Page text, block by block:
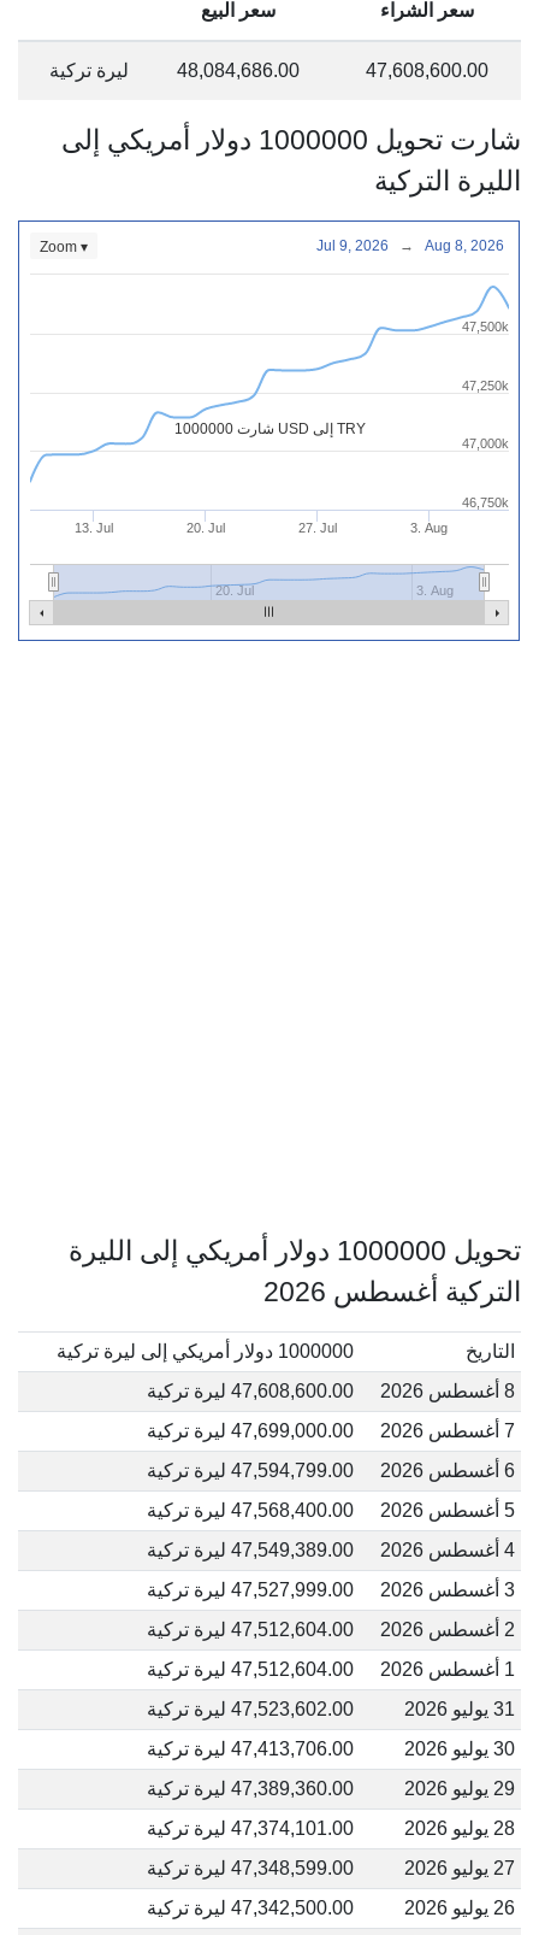
سعر الشراء سعر البيع
47,608,600.00
48,084,686.00 ليرة تركية
شارت تحويل 1000000 دولار أمريكي إلى
الليرة التركية
شارت 1000000 USD إلى TRY
13. Jul 20. Jul 27. Jul 3. Aug
20. Jul 3. Aug
47,000k
46,750k
47,250k
47,500k
Zoom ▾ Jul 9, 2026 → Aug 8, 2026
تحويل 1000000 دولار أمريكي إلى الليرة
التركية أغسطس 2026
التاريخ
1000000 دولار أمريكي إلى ليرة تركية
8 أغسطس 2026
47,608,600.00 ليرة تركية
7 أغسطس 2026
47,699,000.00 ليرة تركية
6 أغسطس 2026
47,594,799.00 ليرة تركية
5 أغسطس 2026
47,568,400.00 ليرة تركية
4 أغسطس 2026
47,549,389.00 ليرة تركية
3 أغسطس 2026
47,527,999.00 ليرة تركية
2 أغسطس 2026
47,512,604.00 ليرة تركية
1 أغسطس 2026
47,512,604.00 ليرة تركية
31 يوليو 2026
47,523,602.00 ليرة تركية
30 يوليو 2026
47,413,706.00 ليرة تركية
29 يوليو 2026
47,389,360.00 ليرة تركية
28 يوليو 2026
47,374,101.00 ليرة تركية
27 يوليو 2026
47,348,599.00 ليرة تركية
26 يوليو 2026
47,342,500.00 ليرة تركية